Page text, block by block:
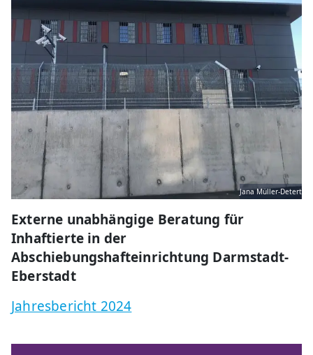
Jana Müller-Detert
Externe unabhängige Beratung für
Inhaftierte in der
Abschiebungshafteinrichtung Darmstadt-
Eberstadt
Jahresbericht 2024